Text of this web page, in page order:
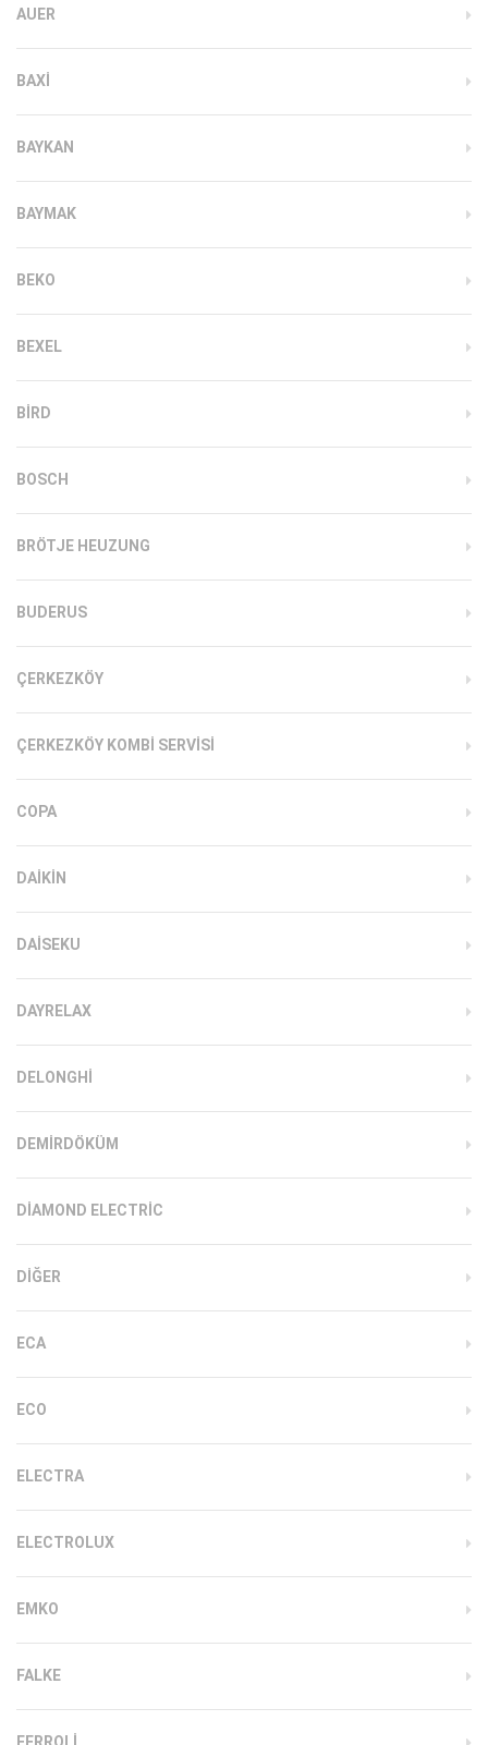
AUER
BAXI
BAYKAN
BAYMAK
BEKO
BEXEL
BIRD
BOSCH
BRÖTJE HEUZUNG
BUDERUS
ÇERKEZKÖY
ÇERKEZKÖY KOMBI SERVISI
COPA
DAIKIN
DAISEKU
DAYRELAX
DELONGHI
DEMIRDÖKÜM
DIAMOND ELECTRIC
DIĞER
ECA
ECO
ELECTRA
ELECTROLUX
EMKO
FALKE